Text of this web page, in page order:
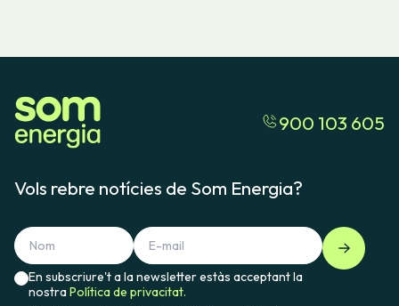
900 103 605
Vols rebre notícies de Som Energia?
En subscriure't a la newsletter estàs acceptant la
nostraPolítica de privacitat.